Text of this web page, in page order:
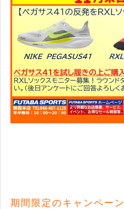
期間限定のキャンペーン